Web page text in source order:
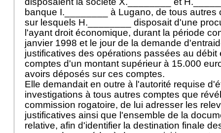
banque I.________ à Lugano, de tous autres
sur lesquels H.________ disposait d'une
l'ayant droit économique, durant la période
janvier 1998 et le jour de la demande
justificatives des opérations passées au débit
comptes d'un montant supérieur à 15.000
avoirs déposés sur ces comptes.
Elle demandait en outre à l'autorité requise
investigations à tous autres comptes que
commission rogatoire, de lui adresser les
justificatives ainsi que l'ensemble de la
relative, afin d'identifier la destination finale